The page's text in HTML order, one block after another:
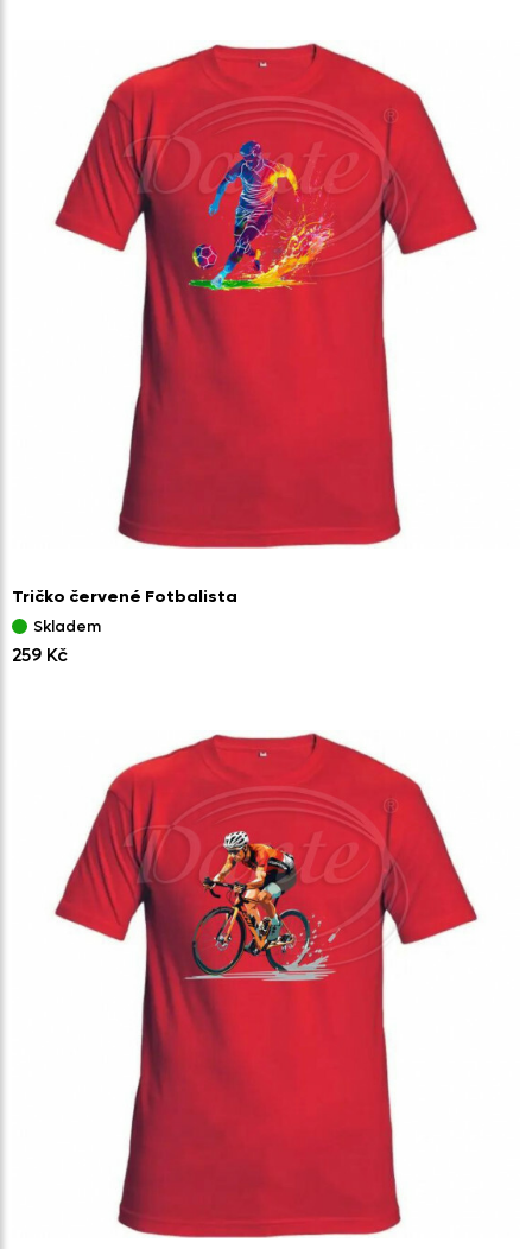
Tričko červené Fotbalista
Skladem
259 Kč